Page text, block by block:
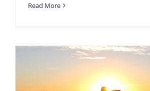
Read More